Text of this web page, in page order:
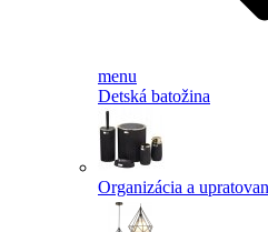
menu
Detská batožina
Organizácia a